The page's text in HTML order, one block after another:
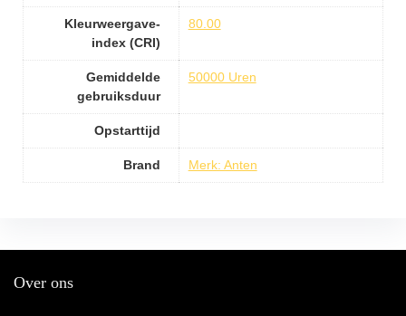
Kleurweergave-
index (CRI)
80.00
Gemiddelde
gebruiksduur
50000 Uren
Opstarttijd
Brand Merk: Anten
Over ons